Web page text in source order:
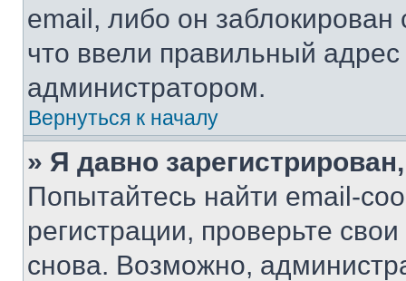
email, либо он
что ввели правильный адрес
администратором.
Вернуться к началу
» Я давно
Попытайтесь найти email-
регистрации, проверьте
снова. Возможно,